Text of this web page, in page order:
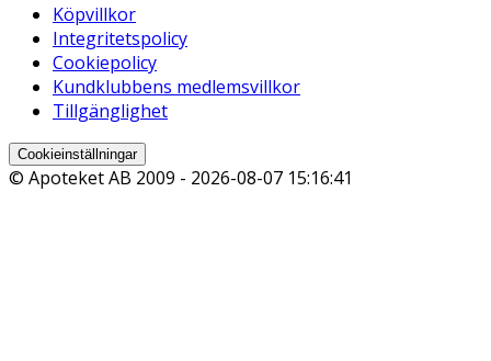
Köpvillkor
Integritetspolicy
Cookiepolicy
Kundklubbens medlemsvillkor
Tillgänglighet
Cookieinställningar
© Apoteket AB 2009 - 2026-08-07 15:16:41